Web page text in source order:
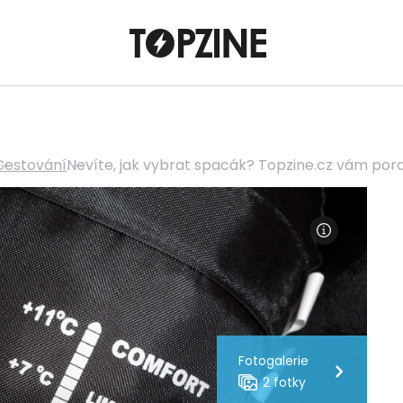
Nevíte, jak vybrat spacák? Topzine.cz vám
Fotogalerie
2 fotky